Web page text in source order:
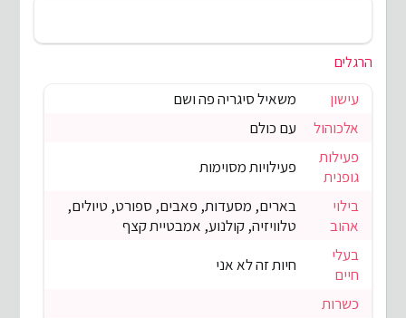
הרגלים
עישון
משאיל סיגריה פה ושם
אלכוהול
עם כולם
פעילות
גופנית
פעילויות מסוימות
בילוי
אהוב
בארים, מסעדות, פאבים, ספורט, טיולים,
טלוויזיה, קולנוע, אמבטיית קצף
בעלי
חיים
חיות זה לא אני
כשרות